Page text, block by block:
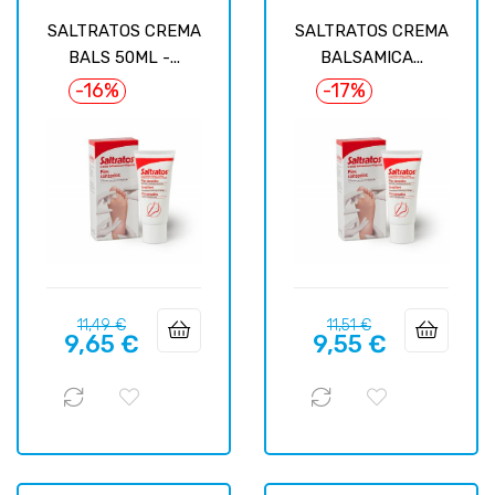
SALTRATOS CREMA
BALS 50ML -...
-16%
Prix
habituel
11,49 €Prix
9,65 €
SALTRATOS CREMA
BALSAMICA...
-17%
Prix
habituel
11,51 €Prix
9,55 €